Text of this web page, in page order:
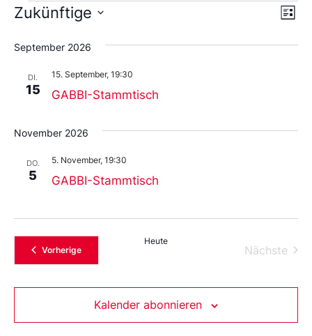
Liste
Zukünftige
Sie
das
aus.
September 2026
DI.
15 GABBI-Stammtisch
15. September, 19:30
November 2026
DO.
5 GABBI-Stammtisch
5. November, 19:30
VorherigeVeranstaltungen
Heute
Nächste
Kalender abonnieren